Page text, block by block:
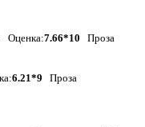
Оценка:7.66*10 Проза
6.21*9 Проза